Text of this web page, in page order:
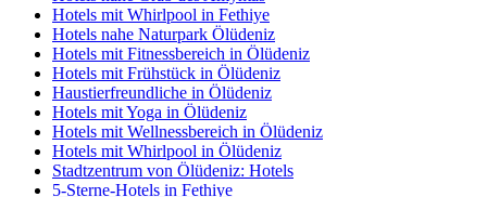
Hotels mit Whirlpool in Fethiye
Hotels nahe Naturpark Ölüdeniz
Hotels mit Fitnessbereich in Ölüdeniz
Hotels mit Frühstück in Ölüdeniz
Haustierfreundliche in Ölüdeniz
Hotels mit Yoga in Ölüdeniz
Hotels mit Wellnessbereich in Ölüdeniz
Hotels mit Whirlpool in Ölüdeniz
Stadtzentrum von Ölüdeniz: Hotels
5-Sterne-Hotels in Fethiye